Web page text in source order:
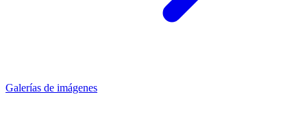
Galerías de imágenes